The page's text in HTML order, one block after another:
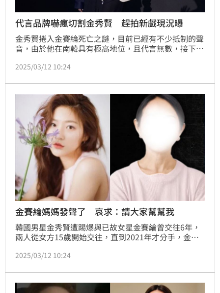
代言品牌嚇瘋切割金秀賢 趕拍新戲現況曝
金秀賢捲入金賽綸死亡之謎，目前已經有不少抵制的聲
音，由於他在南韓具有極高地位，且代言無數，接下來
目前已有一家品牌決定先暫緩金秀賢的代言，但另一齣
2025/03/12 10:24
金賽綸媽媽發聲了 哀求：請大家幫幫我
韓國男星金秀賢遭踢爆與已故女星金賽綸曾交往6年，
兩人從女方15歲開始交往，直到2021年才分手，金秀
金賽綸阿姨出面爆料，指控金秀賢向金賽綸追討代墊的
的最後一根稻草，值得一提的是，金賽綸的媽媽如今也
發出聲明了。
2025/03/12 10:24